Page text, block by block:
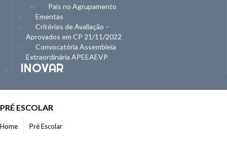
Pais no Agrupamento
Ementas
Critérios de Avaliação –
Aprovados em CP 21/11/2022
Convocatória Assembleia
Extraordinária APEEAEVP
INOVAR
PRÉ ESCOLAR
Home Pré Escolar